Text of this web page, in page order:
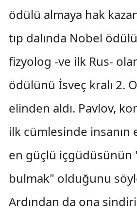
ödülü almaya hak
tıp dalında Nobel
fizyolog -ve ilk Rus-
ödülünü İsveç kralı 2.
elinden aldı. Pavlov,
ilk cümlesinde insanın
en güçlü içgüdüsünün
bulmak" olduğunu
Ardından da ona